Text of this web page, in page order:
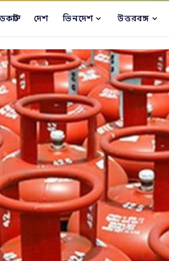
দেশ ভিনদেশ উত্তরবঙ্গ